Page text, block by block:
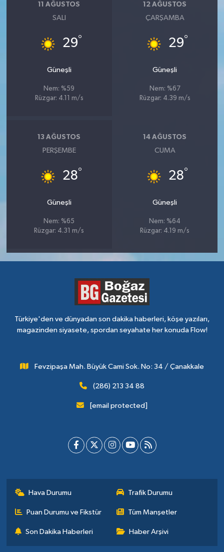
11 AĞUSTOS
SALI
29°
Güneşli
Nem: %59
Rüzgar: 4.11 m/s
12 AĞUSTOS
ÇARŞAMBA
29°
Güneşli
Nem: %67
Rüzgar: 4.39 m/s
13 AĞUSTOS
PERŞEMBE
28°
Güneşli
Nem: %65
Rüzgar: 4.31 m/s
14 AĞUSTOS
CUMA
28°
Güneşli
Nem: %64
Rüzgar: 4.19 m/s
Türkiye'den ve dünyadan son dakika haberleri, köşe yazıları,
magazinden siyasete, spordan seyahate her konuda Flow!
Fevzipaşa Mah. Büyük Cami Sok. No: 34 / Çanakkale
(286) 213 34 88
[email protected]
Hava Durumu Trafik Durumu
Puan Durumu ve Fikstür Tüm Manşetler
Son Dakika Haberleri Haber Arşivi